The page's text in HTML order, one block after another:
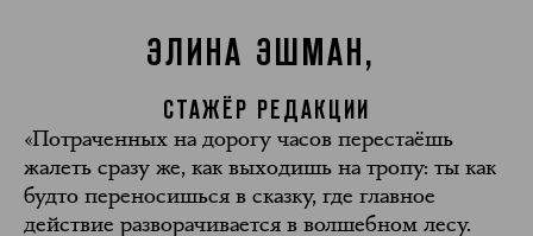
ЭЛИНА ЭШМАН,
СТАЖЁР РЕДАКЦИИ
«Потраченных на дорогу часов перестаёшь
жалеть сразу же, как выходишь на тропу: ты как
будто переносишься в сказку, где главное
действие разворачивается в волшебном лесу.